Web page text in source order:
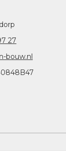
27
bouw.nl